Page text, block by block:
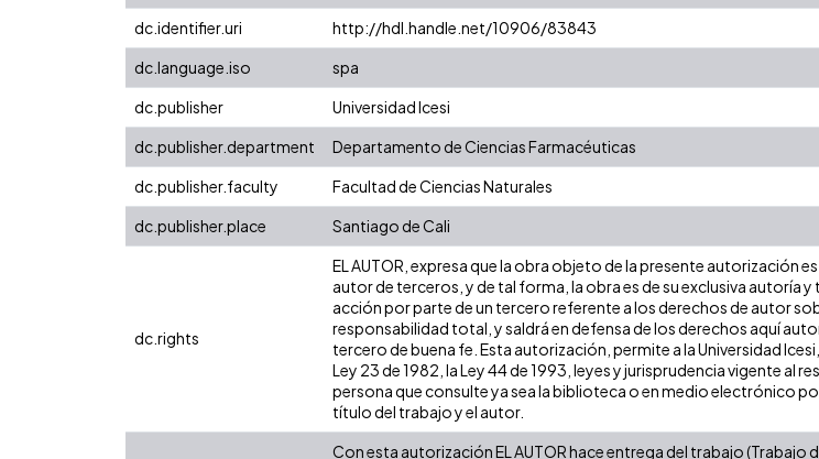
dc.identifier.uri
http://hdl.handle.net/10906/83843
dc.language.iso
spa
dc.publisher
Universidad Icesi
dc.publisher.department
Departamento de Ciencias Farmacéuticas
dc.publisher.faculty
Facultad de Ciencias Naturales
dc.publisher.place
Santiago de Cali
dc.rights
EL AUTOR, expresa que la obra objeto de la presente autorización
autor de terceros, y de tal forma, la obra es de su exclusiva autoría
acción por parte de un tercero referente a los derechos de autor
responsabilidad total, y saldrá en defensa de los derechos aquí
tercero de buena fe. Esta autorización, permite a la Universidad
Ley 23 de 1982, la Ley 44 de 1993, leyes y jurisprudencia vigente
persona que consulte ya sea la biblioteca o en medio electrónico
título del trabajo y el autor.
Con esta autorización EL AUTOR hace entrega del trabajo (Trabajo